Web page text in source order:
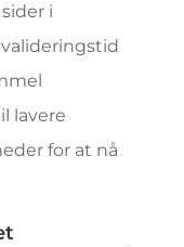
i
lavere
for at nå